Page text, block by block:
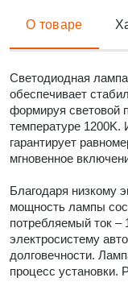
О товаре
Светодиодная
обеспечивает
формируя световой
температуре 1200K.
гарантирует
мгновенное
Благодаря низкому
мощность лампы
потребляемый ток –
электросистему
долговечности.
процесс установки.